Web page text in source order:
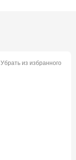
Убрать из избранного